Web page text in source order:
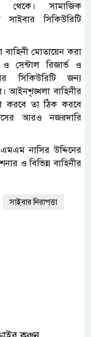
সামাজিক
সিকিউরিটি
মোতায়েন করা
ও সেন্টাল রিজার্ভ ও
সিকিউরিটি জন্য
আইনশৃঙ্খলা বাহিনীর
করবে তা ঠিক করবে
আরও নজরদারি
নাসির উদ্দিনের
ও বিভিন্ন বাহিনীর
সাইবার নিরাপত্তা